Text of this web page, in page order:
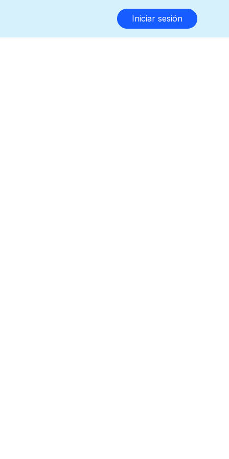
Iniciar sesión